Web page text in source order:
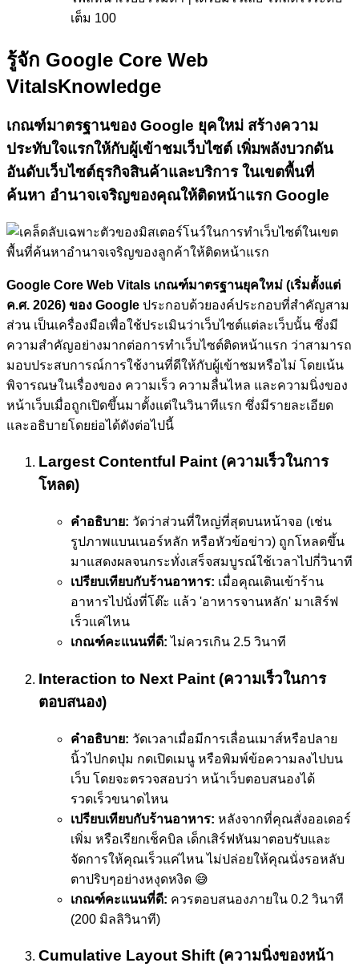
เต็ม 100
รู้จัก Google Core Web
VitalsKnowledge
เกณฑ์มาตรฐานของ Google ยุคใหม่ สร้างความ
ประทับใจแรกให้กับผู้เข้าชมเว็บไซต์ เพิ่มพลังบวกดัน
อันดับเว็บไซต์ธุรกิจสินค้าและบริการ ในเขตพื้นที่
ค้นหา อำนาจเจริญของคุณให้ติดหน้าแรก Google
Google Core Web Vitals เกณฑ์มาตรฐานยุคใหม่ (เริ่มตั้งแต่
ค.ศ. 2026) ของ Google ประกอบด้วยองค์ประกอบที่สำคัญสาม
ส่วน เป็นเครื่องมือเพื่อใช้ประเมินว่าเว็บไซต์แต่ละเว็บนั้น ซึ่งมี
ความสำคัญอย่างมากต่อการทำเว็บไซต์ติดหน้าแรก ว่าสามารถ
มอบประสบการณ์การใช้งานที่ดีให้กับผู้เข้าชมหรือไม่ โดยเน้น
พิจารณษในเรื่องของ ความเร็ว ความลื่นไหล และความนิ่งของ
หน้าเว็บเมื่อถูกเปิดขึ้นมาตั้งแต่ในวินาทีแรก ซึ่งมีรายละเอียด
และอธิบายโดยย่อได้ดังต่อไปนี้
Largest Contentful Paint (ความเร็วในการ
โหลด)
คำอธิบาย: วัดว่าส่วนที่ใหญ่ที่สุดบนหน้าจอ (เช่น
รูปภาพแบนเนอร์หลัก หรือหัวข้อข่าว) ถูกโหลดขึ้น
มาแสดงผลจนกระทั่งเสร็จสมบูรณ์ใช้เวลาไปกี่วินาที
เปรียบเทียบกับร้านอาหาร: เมื่อคุณเดินเข้าร้าน
อาหารไปนั่งที่โต๊ะ แล้ว 'อาหารจานหลัก' มาเสิร์ฟ
เร็วแค่ไหน
เกณฑ์คะแนนที่ดี: ไม่ควรเกิน 2.5 วินาที
Interaction to Next Paint (ความเร็วในการ
ตอบสนอง)
คำอธิบาย: วัดเวลาเมื่อมีการเลื่อนเมาส์หรือปลาย
นิ้วไปกดปุ่ม กดเปิดเมนู หรือพิมพ์ข้อความลงไปบน
เว็บ โดยจะตรวจสอบว่า หน้าเว็บตอบสนองได้
รวดเร็วขนาดไหน
เปรียบเทียบกับร้านอาหาร: หลังจากที่คุณสั่งออเดอร์
เพิ่ม หรือเรียกเช็คบิล เด็กเสิร์ฟหันมาตอบรับและ
จัดการให้คุณเร็วแค่ไหน ไม่ปล่อยให้คุณนั่งรอหลับ
ตาปริบๆอย่างหงุดหงิด 😅
เกณฑ์คะแนนที่ดี: ควรตอบสนองภายใน 0.2 วินาที
(200 มิลลิวินาที)
Cumulative Layout Shift (ความนิ่งของหน้า